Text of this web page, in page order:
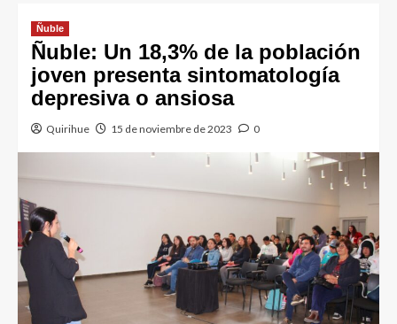
Ñuble
Ñuble: Un 18,3% de la población
joven presenta sintomatología
depresiva o ansiosa
Quirihue 15 de noviembre de 2023 0